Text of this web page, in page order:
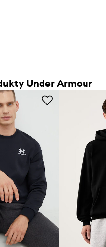
Under Armour